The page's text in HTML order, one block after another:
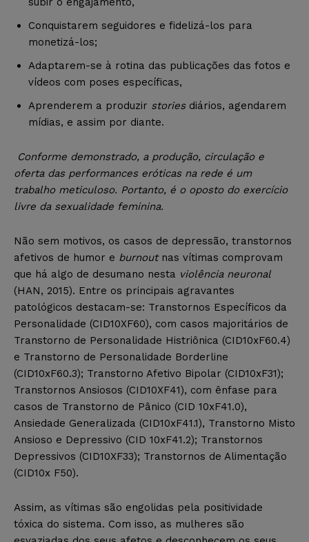
Conquistarem seguidores e fidelizá-los para
monetizá-los;
Adaptarem-se à rotina das publicações das fotos e
vídeos com poses específicas,
Aprenderem a produzir storiesdiários, agendarem
mídias, e assim por diante.
Conforme demonstrado, a produção, circulação e
oferta das performances eróticas na rede é um
trabalho meticuloso. Portanto, é o oposto do exercício
livre da sexualidade feminina.
Não sem motivos, os casos de depressão, transtornos
afetivos de humor e burnout nas vítimas comprovam
que há algo de desumano nesta violência neuronal
(HAN, 2015). Entre os principais agravantes
patológicos destacam-se: Transtornos Específicos da
Personalidade (CID10XF60), com casos majoritários de
Transtorno de Personalidade Histriônica (CID10xF60.4)
e Transtorno de Personalidade Borderline
(CID10xF60.3); Transtorno Afetivo Bipolar (CID10xF31);
Transtornos Ansiosos (CID10XF41), com ênfase para
casos de Transtorno de Pânico (CID 10xF41.0),
Ansiedade Generalizada (CID10xF41.1), Transtorno Misto
Ansioso e Depressivo (CID 10xF41.2); Transtornos
Depressivos (CID10XF33); Transtornos de Alimentação
(CID10x F50).
Assim, as vítimas são engolidas pela positividade
tóxica do sistema. Com isso, as mulheres são